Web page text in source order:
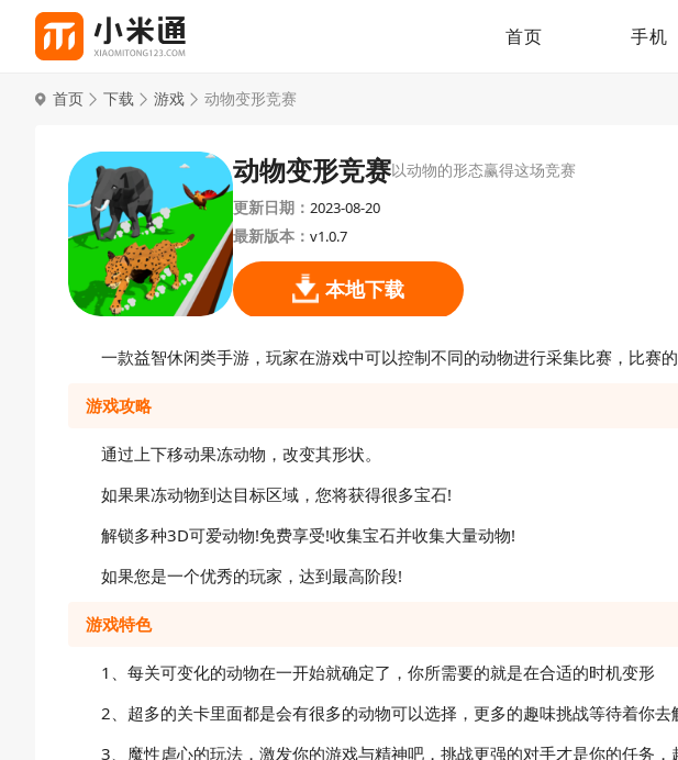
首页 手机
首页 下载 游戏 动物变形竞赛
动物变形竞赛以动物的形态赢得这场竞赛
更新日期： 2023-08-20
最新版本： v1.0.7
本地下载
一款益智休闲类手游，玩家在游戏中可以控制不同的动物进行采集比赛，比
游戏攻略
通过上下移动果冻动物，改变其形状。
如果果冻动物到达目标区域，您将获得很多宝石!
解锁多种3D可爱动物!免费享受!收集宝石并收集大量动物!
如果您是一个优秀的玩家，达到最高阶段!
游戏特色
1、每关可变化的动物在一开始就确定了，你所需要的就是在合适的时机变形
2、超多的关卡里面都是会有很多的动物可以选择，更多的趣味挑战等待着你去
3、魔性虐心的玩法，激发你的游戏与精神吧，挑战更强的对手才是你的任务，